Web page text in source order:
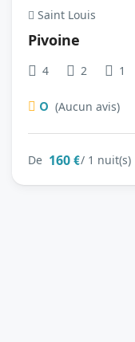
Saint Louis
Pivoine
4 2 1
0 (Aucun avis)
De 160 €/ 1 nuit(s)